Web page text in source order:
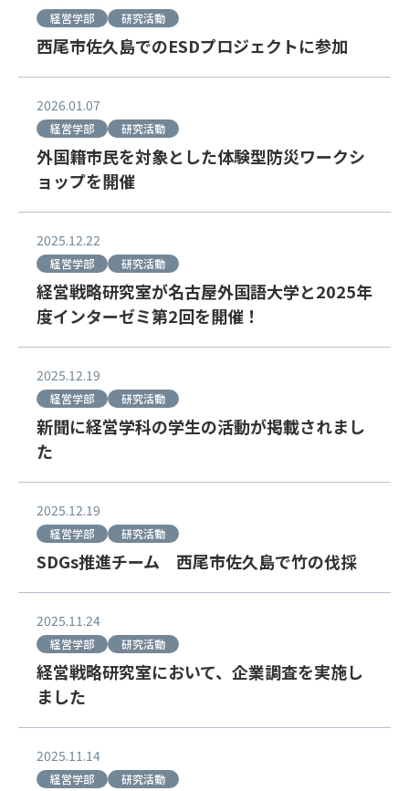
経営学部 研究活動
西尾市佐久島でのESDプロジェクトに参加
2026.01.07
経営学部 研究活動
外国籍市民を対象とした体験型防災ワークシ
ョップを開催
2025.12.22
経営学部 研究活動
経営戦略研究室が名古屋外国語大学と2025年
度インターゼミ第2回を開催！
2025.12.19
経営学部 研究活動
新聞に経営学科の学生の活動が掲載されまし
た
2025.12.19
経営学部 研究活動
SDGs推進チーム 西尾市佐久島で竹の伐採
2025.11.24
経営学部 研究活動
経営戦略研究室において、企業調査を実施し
ました
2025.11.14
経営学部 研究活動